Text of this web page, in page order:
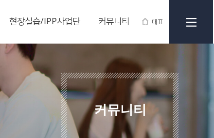
대표
현장실습/IPP사업단 커뮤니티
커뮤니티